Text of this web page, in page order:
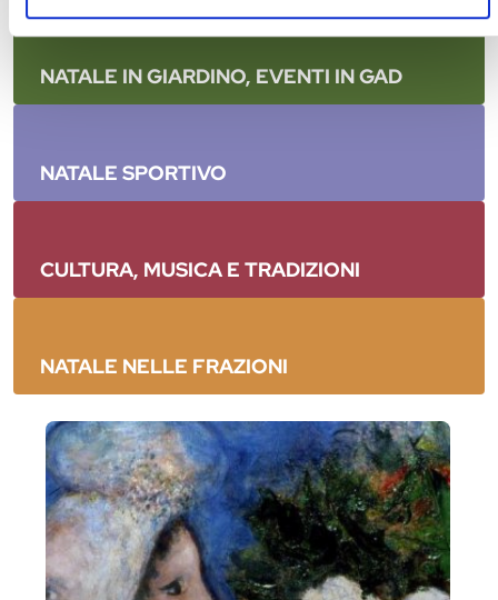
NATALE IN GIARDINO, EVENTI IN GAD
NATALE SPORTIVO
CULTURA, MUSICA E TRADIZIONI
NATALE NELLE FRAZIONI
Chagall. Testimone del suo tempo dall'11
ottobre 2025 all'08 febbraio 2026